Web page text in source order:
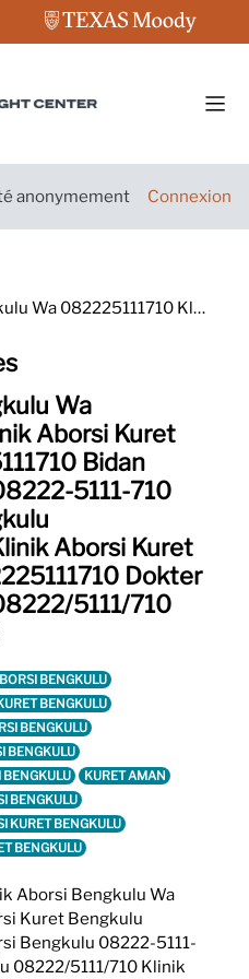
anonymement Connexion
Klinik Aborsi Bengkulu Wa 082225111710 Klinik Aborsi Kuret Bengkulu 082225111710 Bidan Aborsi Bengkulu 08222-5111-710 Klinik Aborsi Bengkulu 08222/5111/710 Klinik Aborsi Kuret Bengkulu Wa 082225111710 Dokter Aborsi Bengkulu 08222/5111/710 Tempat Aborsi Be
Wa
Aborsi Kuret
Bidan
5111-710
Aborsi Kuret
Dokter
5111/710
BENGKULU
BENGKULU
BENGKULU
BENGKULU
KURET AMAN
BENGKULU
KURET BENGKULU
BENGKULU
Aborsi Bengkulu Wa
Kuret Bengkulu
Bengkulu 08222-5111-
08222/5111/710 Klinik